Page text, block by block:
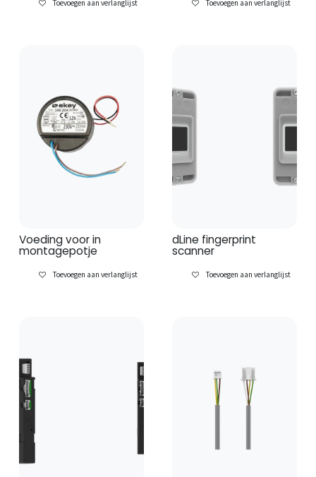
Toevoegen aan verlanglijst Toevoegen aan verlanglijst
Voeding voor in
montagepotje
Toevoegen aan verlanglijst
dLine fingerprint
scanner
Toevoegen aan verlanglijst